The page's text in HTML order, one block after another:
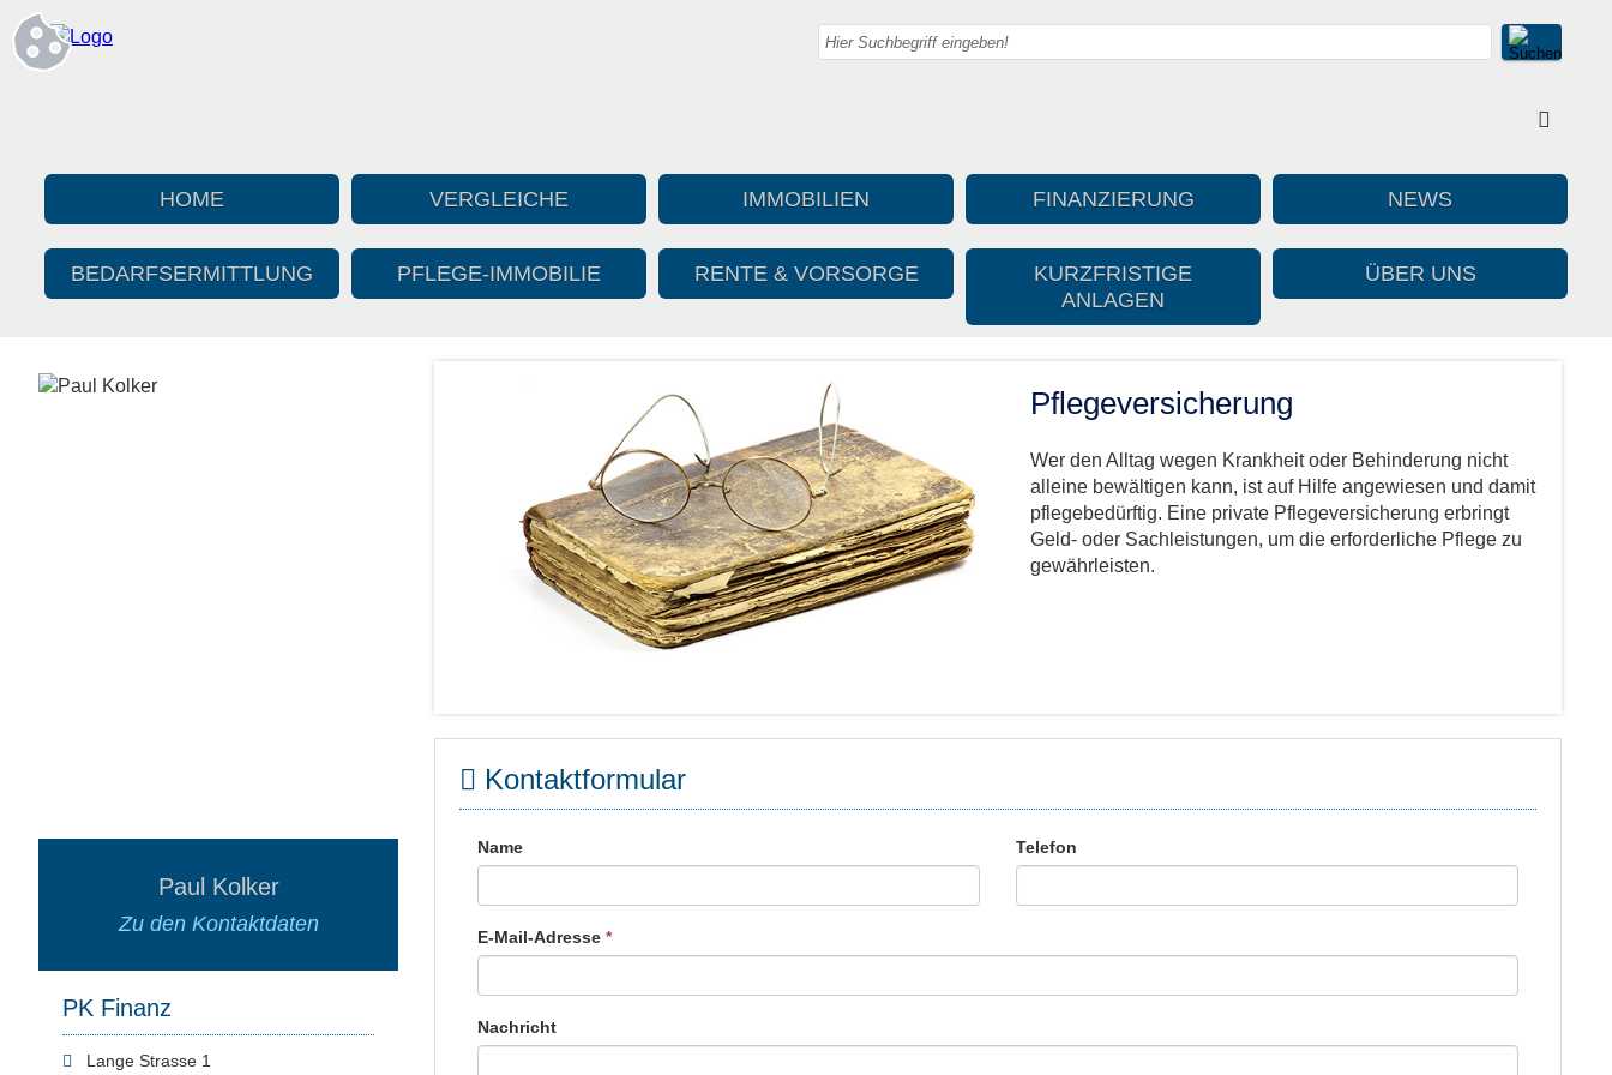
HOME VERGLEICHE IMMOBILIEN FINANZIERUNG NEWS
BEDARFS­ERMITTLUNG PFLEGE-IMMOBILIE RENTE & VORSORGE
KURZFRISTIGE
ANLAGEN
ÜBER UNS
Paul Kolker
Zu den Kontaktdaten
PK Finanz
Lange Strasse 1
Pflegeversicherung
Wer den Alltag wegen Krankheit oder Behinderung nicht
alleine bewältigen kann, ist auf Hilfe angewiesen und damit
pflegebedürftig. Eine private Pflegeversicherung erbringt
Geld- oder Sachleistungen, um die erforderliche Pflege zu
gewährleisten.
Kontaktformular
Name Telefon
E-Mail-Adresse *
Nachricht